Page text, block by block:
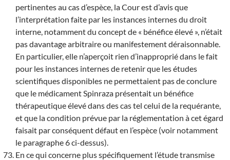
pertinentes au cas d’espèce, la Cour est d’avis que
l’interprétation faite par les instances internes du droit
interne, notamment du concept de « bénéfice élevé », n’était
pas davantage arbitraire ou manifestement déraisonnable.
En particulier, elle n’aperçoit rien d’inapproprié dans le fait
pour les instances internes de retenir que les études
scientifiques disponibles ne permettaient pas de conclure
que le médicament Spinraza présentait un bénéfice
thérapeutique élevé dans des cas tel celui de la requérante,
et que la condition prévue par la réglementation à cet égard
faisait par conséquent défaut en l’espèce (voir notamment
le paragraphe 6 ci-dessus).
En ce qui concerne plus spécifiquement l’étude transmise